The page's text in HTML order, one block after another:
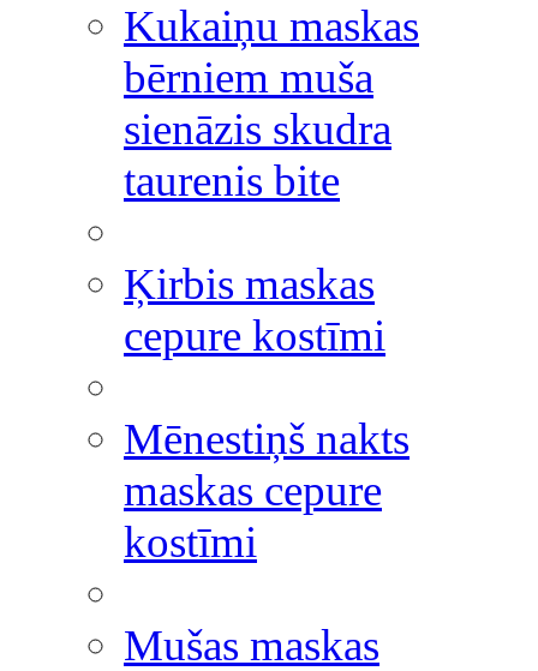
Kukaiņu maskas
bērniem muša
sienāzis skudra
taurenis bite
Ķirbis maskas
cepure kostīmi
Mēnestiņš nakts
maskas cepure
kostīmi
Mušas maskas